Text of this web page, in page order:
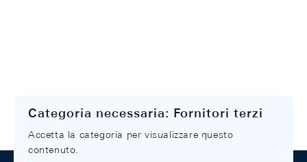
Categoria necessaria: Fornitori terzi
Accetta la categoria per visualizzare questo
contenuto.
Footer